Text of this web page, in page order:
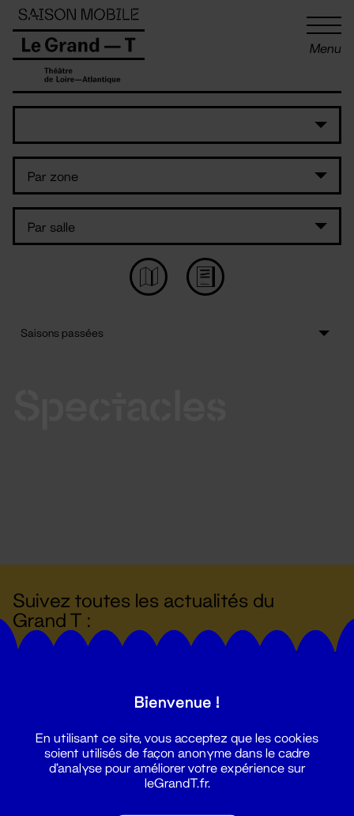
Menu
Suivez toutes les actualités du
Grand T :
Panneau de gestion des cookies
Bienvenue !
En utilisant ce site, vous acceptez que les cookies
soient utilisés de façon anonyme dans le cadre
d'analyse pour améliorer votre expérience sur
leGrandT.fr.